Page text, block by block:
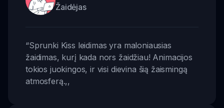
Žaidėjas
“Sprunki Kiss leidimas yra maloniausias
žaidimas, kurį kada nors žaidžiau! Animacijos
tokios juokingos, ir visi dievina šią žaismingą
atmosferą.,,